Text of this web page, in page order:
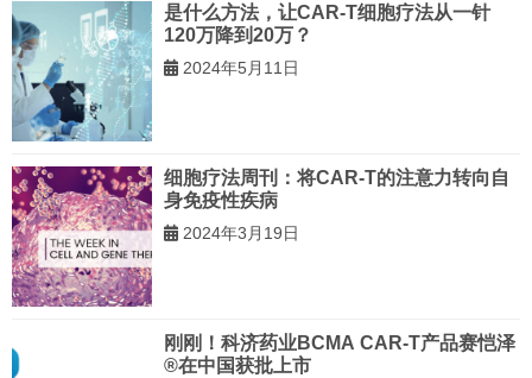
是什么方法，让CAR-T细胞疗法从一针
120万降到20万？
2024年5月11日
细胞疗法周刊：将CAR-T的注意力转向自
身免疫性疾病
2024年3月19日
刚刚！科济药业BCMA CAR-T产品赛恺泽
®在中国获批上市